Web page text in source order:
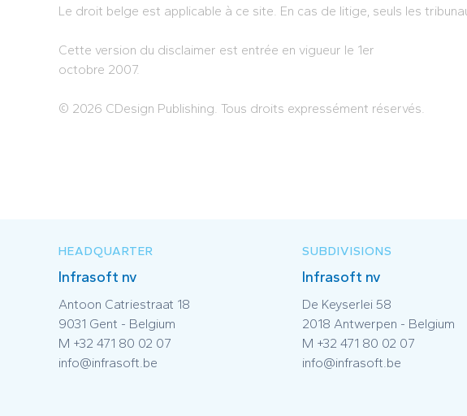
Le droit belge est applicable à ce site. En cas de litige, seuls les
Cette version du disclaimer est entrée en vigueur le 1er
octobre 2007.
© 2026 CDesign Publishing. Tous droits expressément réservés.
HEADQUARTER
Infrasoft nv
Antoon Catriestraat 18
9031 Gent - Belgium
M +32 471 80 02 07
info@infrasoft.be
SUBDIVISIONS
Infrasoft nv
De Keyserlei 58
2018 Antwerpen - Belgium
M +32 471 80 02 07
info@infrasoft.be